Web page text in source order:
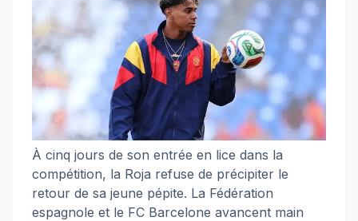
À cinq jours de son entrée en lice dans la
compétition, la Roja refuse de précipiter le
retour de sa jeune pépite. La Fédération
espagnole et le FC Barcelone avancent main